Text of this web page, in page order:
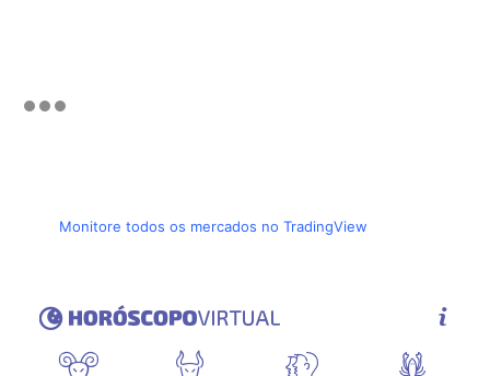
Monitore todos os mercados no TradingView